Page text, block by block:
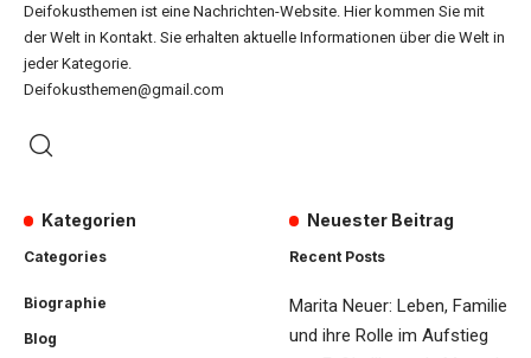
Deifokusthemen ist eine Nachrichten-Website. Hier kommen Sie mit
der Welt in Kontakt. Sie erhalten aktuelle Informationen über die Welt in
jeder Kategorie.
Deifokusthemen@gmail.com
Kategorien
Categories
Biographie
Blog
Neuester Beitrag
Recent Posts
Marita Neuer: Leben, Familie
und ihre Rolle im Aufstieg